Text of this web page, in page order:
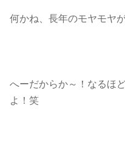
何かね、長年のモヤモヤ
へーだからか～！なるほ
よ！笑